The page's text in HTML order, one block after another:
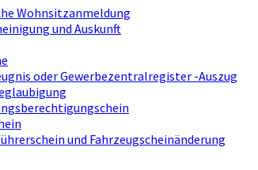
Wohnsitzanmeldung
und Auskunft
oder Gewerbezentralregister -Auszug
und Fahrzeugscheinänderung